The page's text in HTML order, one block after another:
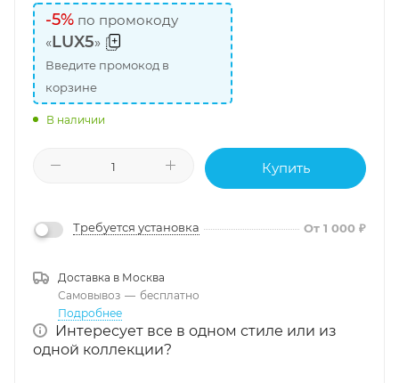
-5% по промокоду
«LUX5»
Введите промокод в
корзине
В наличии
Купить
Требуется установка От 1 000 ₽
Доставка в Москва
Самовывоз — бесплатно
Подробнее
Интересует все в одном стиле или из
одной коллекции?